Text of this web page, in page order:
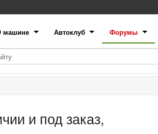
машине Автоклуб Форумы
и под заказ,